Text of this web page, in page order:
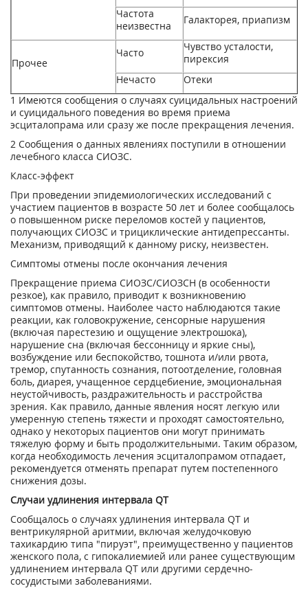
Частота
неизвестна
Галакторея, приапизм
Прочее
Часто
Чувство усталости,
пирексия
Нечасто
Отеки
1 Имеются сообщения о случаях суицидальных настроений
и суицидального поведения во время приема
эсциталопрама или сразу же после прекращения лечения.
2 Сообщения о данных явлениях поступили в отношении
лечебного класса СИОЗС.
Класс-эффект
При проведении эпидемиологических исследований с
участием пациентов в возрасте 50 лет и более сообщалось
о повышенном риске переломов костей у пациентов,
получающих СИОЗС и трициклические антидепрессанты.
Механизм, приводящий к данному риску, неизвестен.
Симптомы отмены после окончания лечения
Прекращение приема СИОЗС/СИОЗСН (в особенности
резкое), как правило, приводит к возникновению
симптомов отмены. Наиболее часто наблюдаются такие
реакции, как головокружение, сенсорные нарушения
(включая парестезию и ощущение электрошока),
нарушение сна (включая бессонницу и яркие сны),
возбуждение или беспокойство, тошнота и/или рвота,
тремор, спутанность сознания, потоотделение, головная
боль, диарея, учащенное сердцебиение, эмоциональная
неустойчивость, раздражительность и расстройства
зрения. Как правило, данные явления носят легкую или
умеренную степень тяжести и проходят самостоятельно,
однако у некоторых пациентов они могут принимать
тяжелую форму и быть продолжительными. Таким образом,
когда необходимость лечения эсциталопрамом отпадает,
рекомендуется отменять препарат путем постепенного
снижения дозы.
Случаи удлинения интервала QT
Сообщалось о случаях удлинения интервала QT и
вентрикулярной аритмии, включая желудочковую
тахикардию типа "пируэт", преимущественно у пациентов
женского пола, с гипокалиемией или ранее существующим
удлинением интервала QT или другими сердечно-
сосудистыми заболеваниями.